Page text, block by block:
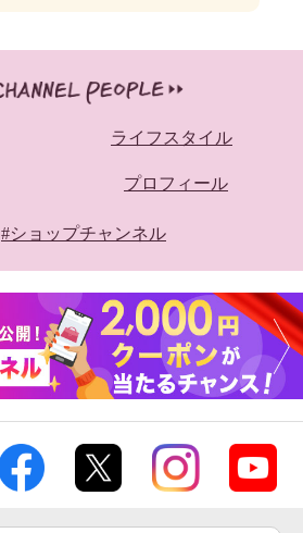
ライフスタイル
プロフィール
#ショップチャンネル